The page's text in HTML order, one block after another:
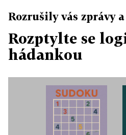
Rozrušily vás zprávy
Rozptylte se
hádankou